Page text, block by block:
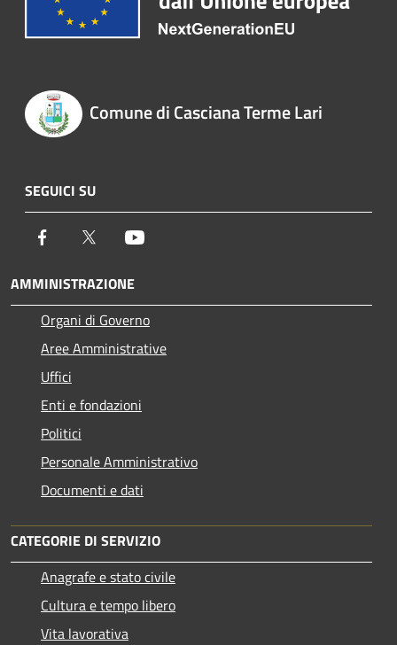
Comune di Casciana Terme Lari
SEGUICI SU
Facebook Twitter
AMMINISTRAZIONE
Organi di Governo
Aree Amministrative
Uffici
Enti e fondazioni
Politici
Personale Amministrativo
Documenti e dati
CATEGORIE DI SERVIZIO
Anagrafe e stato civile
Cultura e tempo libero
Vita lavorativa